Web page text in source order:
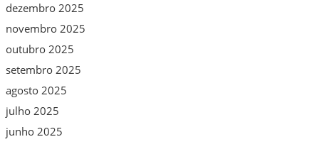
dezembro 2025
novembro 2025
outubro 2025
setembro 2025
agosto 2025
julho 2025
junho 2025